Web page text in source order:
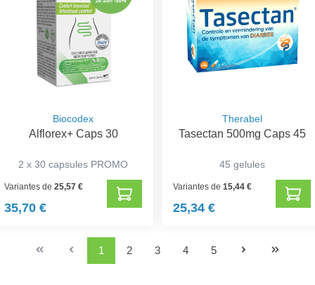
Biocodex
Alflorex+ Caps 30
2 x 30 capsules PROMO
Variantes de25,57 €
35,70 €
Therabel
Tasectan 500mg Caps 45
45 gelules
Variantes de15,44 €
25,34 €
1 2 3 4 5